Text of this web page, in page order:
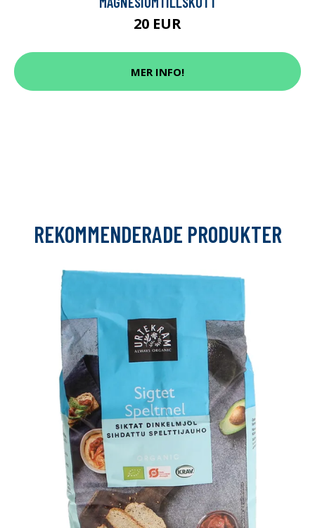
20 EUR
MER INFO!
REKOMMENDERADE PRODUKTER